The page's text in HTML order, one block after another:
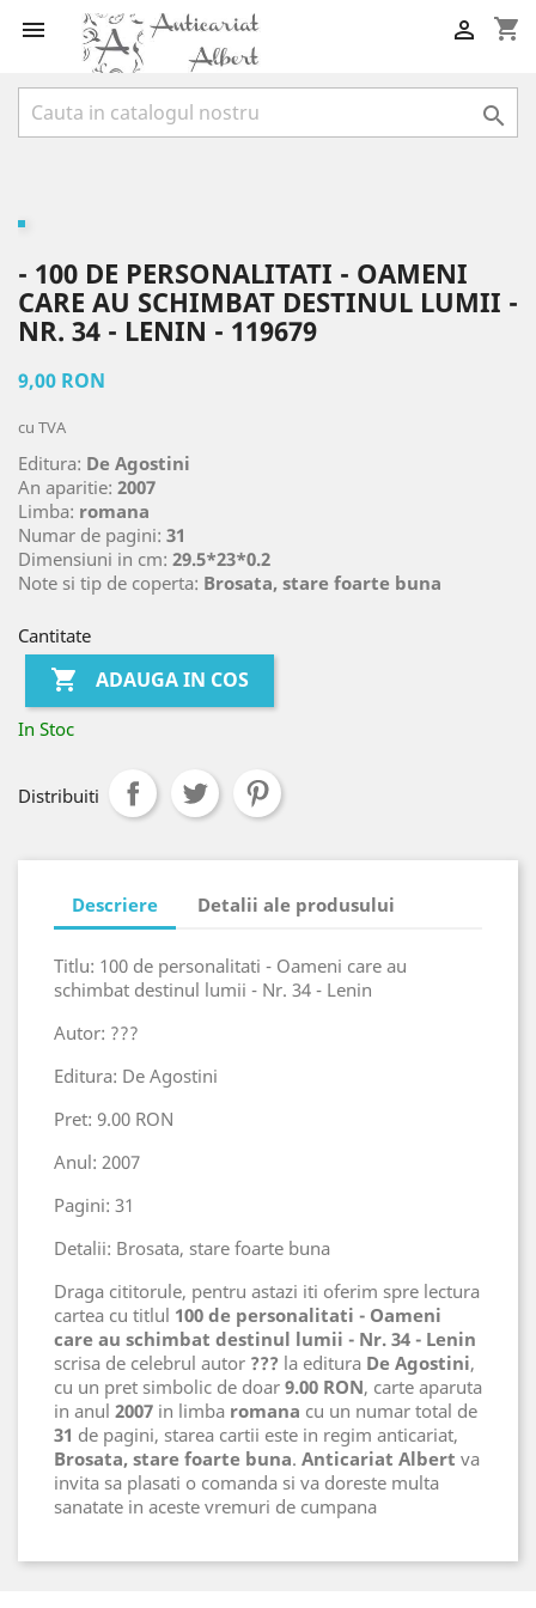
 shopping_cart


- 100 DE PERSONALITATI - OAMENI
CARE AU SCHIMBAT DESTINUL LUMII -
NR. 34 - LENIN - 119679
9,00 RON
cu TVA
Editura: De Agostini
An aparitie: 2007
Limba: romana
Numar de pagini: 31
Dimensiuni in cm: 29.5*23*0.2
Note si tip de coperta: Brosata, stare foarte buna
Cantitate
 ADAUGA IN COS
In Stoc
Distribuiti
Descriere Detalii ale produsului
Titlu: 100 de personalitati - Oameni care au
schimbat destinul lumii - Nr. 34 - Lenin
Autor: ???
Editura: De Agostini
Pret: 9.00 RON
Anul: 2007
Pagini: 31
Detalii: Brosata, stare foarte buna
Draga cititorule, pentru astazi iti oferim spre lectura
cartea cu titlul 100 de personalitati - Oameni
care au schimbat destinul lumii - Nr. 34 - Lenin
scrisa de celebrul autor ??? la editura De Agostini,
cu un pret simbolic de doar 9.00 RON, carte aparuta
in anul 2007 in limba romana cu un numar total de
31 de pagini, starea cartii este in regim anticariat,
Brosata, stare foarte buna. Anticariat Albert va
invita sa plasati o comanda si va doreste multa
sanatate in aceste vremuri de cumpana